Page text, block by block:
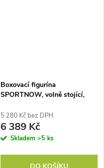
Boxovací figurína
SPORTNOW, volně stojící,
základna, syntetická kůže,
černá+šedá+modrá, 55 x 55 x
178-207 cm
5 280 Kč bez DPH
6 389 Kč
Skladem >5 ks